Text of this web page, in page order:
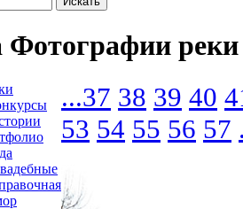
Фотографии реки
...37 38 39 40
53 54 55 56 57